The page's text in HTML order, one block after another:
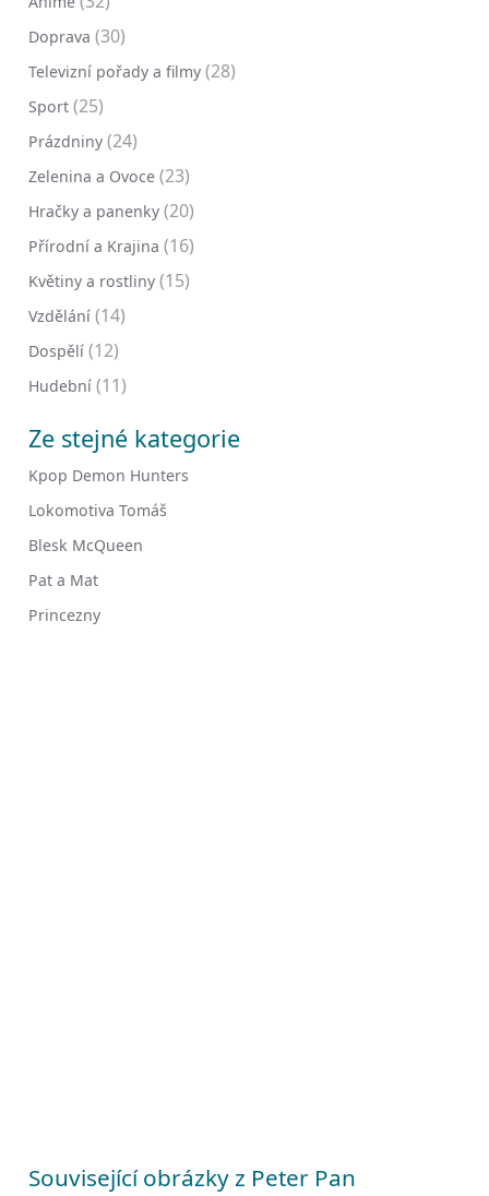
Doprava (30)
Televizní pořady a filmy (28)
Sport (25)
Prázdniny (24)
Zelenina a Ovoce (23)
Hračky a panenky (20)
Přírodní a Krajina (16)
Květiny a rostliny (15)
Vzdělání (14)
Dospělí (12)
Hudební (11)
Ze stejné kategorie
Kpop Demon Hunters
Lokomotiva Tomáš
Blesk McQueen
Pat a Mat
Princezny
Související obrázky z Peter Pan